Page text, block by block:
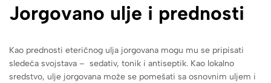
Jorgovano ulje i prednosti
Kao prednosti eteričnog ulja jorgovana mogu mu se pripisati
sledeća svojstava – sedativ, tonik i antiseptik. Kao lokalno
sredstvo, ulje jorgovana može se pomešati sa osnovnim uljem i